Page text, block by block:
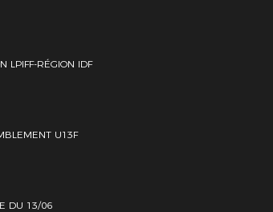
LPIFF-RÉGION IDF
U13F
DU 13/06